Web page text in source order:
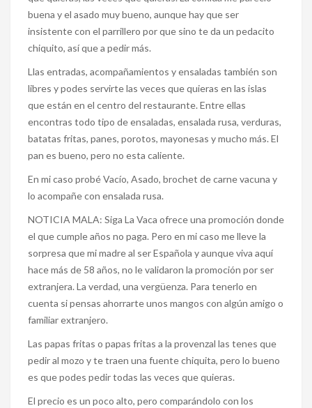
buena y el asado muy bueno, aunque hay que ser
insistente con el parrillero por que sino te da un pedacito
chiquito, así que a pedir más.
Llas entradas, acompañamientos y ensaladas también son
libres y podes servirte las veces que quieras en las islas
que están en el centro del restaurante. Entre ellas
encontras todo tipo de ensaladas, ensalada rusa, verduras,
batatas fritas, panes, porotos, mayonesas y mucho más. El
pan es bueno, pero no esta caliente.
En mi caso probé Vacío, Asado, brochet de carne vacuna y
lo acompañe con ensalada rusa.
NOTICIA MALA: Siga La Vaca ofrece una promoción donde
el que cumple años no paga. Pero en mi caso me lleve la
sorpresa que mi madre al ser Española y aunque viva aquí
hace más de 58 años, no le validaron la promoción por ser
extranjera. La verdad, una vergüenza. Para tenerlo en
cuenta si pensas ahorrarte unos mangos con algún amigo o
familiar extranjero.
Las papas fritas o papas fritas a la provenzal las tenes que
pedir al mozo y te traen una fuente chiquita, pero lo bueno
es que podes pedir todas las veces que quieras.
El precio es un poco alto, pero comparándolo con los